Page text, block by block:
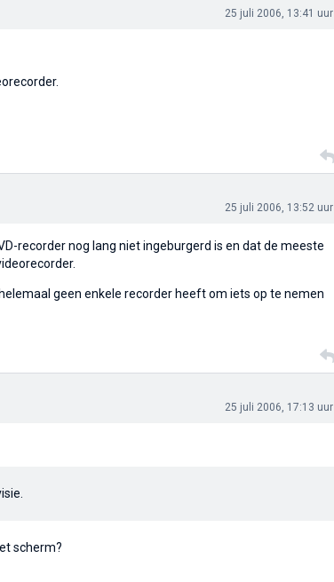
25 juli 2006, 13:41 uur
25 juli 2006, 13:52 uur
recorder nog lang niet ingeburgerd is en dat de meeste
geen enkele recorder heeft om iets op te nemen
25 juli 2006, 17:13 uur
scherm?